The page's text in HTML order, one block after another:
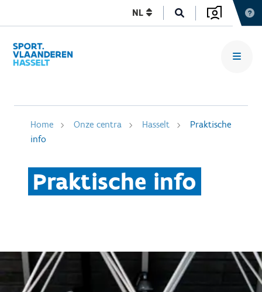
NL
Home Onze centra Hasselt
Praktische
info
Praktische info